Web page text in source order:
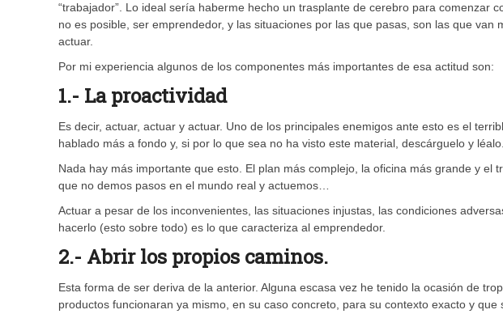
“trabajador”. Lo ideal sería haberme hecho un trasplante de cerebro para comenzar
no es posible, ser emprendedor, y las situaciones por las que pasas, son las que
actuar.
Por mi experiencia algunos de los componentes más importantes de esa actitud son:
1.- La proactividad
Es decir, actuar, actuar y actuar. Uno de los principales enemigos ante esto es el
hablado más a fondo y, si por lo que sea no ha visto este material, descárguelo y léalo.
Nada hay más importante que esto. El plan más complejo, la oficina más grande y el
que no demos pasos en el mundo real y actuemos…
Actuar a pesar de los inconvenientes, las situaciones injustas, las condiciones
hacerlo (esto sobre todo) es lo que caracteriza al emprendedor.
2.- Abrir los propios caminos.
Esta forma de ser deriva de la anterior. Alguna escasa vez he tenido la ocasión de
productos funcionaran ya mismo, en su caso concreto, para su contexto exacto y